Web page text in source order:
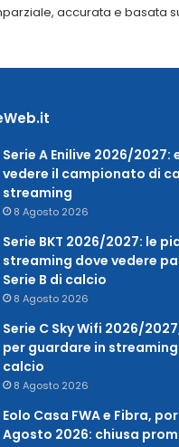
accurata e basata
Serie A Enilive 2026/2027:
vedere il campionato di
streaming
8 Agosto 2026
Serie BKT 2026/2027: le
streaming dove vedere
Serie B di calcio
8 Agosto 2026
Serie C Sky Wifi 2026/
per guardare in
calcio
8 Agosto 2026
Eolo Casa FWA e Fibra,
Agosto 2026: chiusa